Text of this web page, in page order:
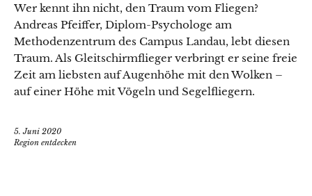
Wer kennt ihn nicht, den Traum vom Fliegen?
Andreas Pfeiffer, Diplom-Psychologe am
Methodenzentrum des Campus Landau, lebt diesen
Traum. Als Gleitschirmflieger verbringt er seine freie
Zeit am liebsten auf Augenhöhe mit den Wolken –
auf einer Höhe mit Vögeln und Segelfliegern.
5. Juni 2020
Region entdecken